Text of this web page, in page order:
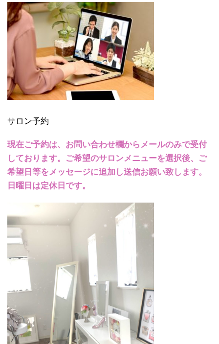
サロン予約
現在ご予約は、お問い合わせ欄からメールのみで受付
しております。ご希望のサロンメニューを選択後、ご
希望日等をメッセージに追加し送信お願い致します。
日曜日は定休日です。